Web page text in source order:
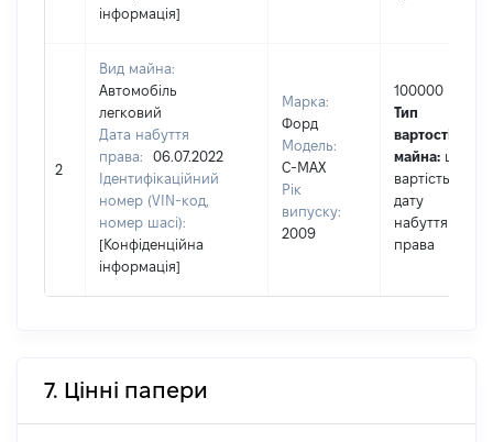
інформація]
2
Вид майна:
Автомобіль
легковий
Дата набуття
права:
06.07.2022
Ідентифікаційний
номер (VIN-код,
номер шасі):
[Конфіденційна
інформація]
Марка:
Форд
Модель:
С-MAX
Рік
випуску:
2009
100000
Тип
вартості
майна: це
вартість на
дату
набуття
права
7. Цінні папери